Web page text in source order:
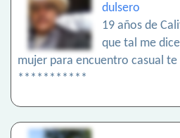
dulsero
19 años de
que tal me
mujer para encuentro casual te
***********